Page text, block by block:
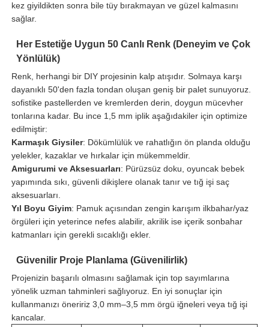
kez giyildikten sonra bile tüy bırakmayan ve güzel kalmasını
sağlar.
Her Estetiğe Uygun 50 Canlı Renk (Deneyim ve Çok
Yönlülük)
Renk, herhangi bir DIY projesinin kalp atışıdır. Solmaya karşı
dayanıklı 50'den fazla tondan oluşan geniş bir palet sunuyoruz.
sofistike pastellerden ve kremlerden derin, doygun mücevher
tonlarına kadar. Bu ince 1,5 mm iplik aşağıdakiler için optimize
edilmiştir:
Karmaşık Giysiler: Dökümlülük ve rahatlığın ön planda olduğu
yelekler, kazaklar ve hırkalar için mükemmeldir.
Amigurumi ve Aksesuarları: Pürüzsüz doku, oyuncak bebek
yapımında sıkı, güvenli dikişlere olanak tanır ve tığ işi saç
aksesuarları.
Yıl Boyu Giyim: Pamuk açısından zengin karışım ilkbahar/yaz
örgüleri için yeterince nefes alabilir, akrilik ise içerik sonbahar
katmanları için gerekli sıcaklığı ekler.
Güvenilir Proje Planlama (Güvenilirlik)
Projenizin başarılı olmasını sağlamak için top sayımlarına
yönelik uzman tahminleri sağlıyoruz. En iyi sonuçlar için
kullanmanızı öneririz 3,0 mm–3,5 mm örgü iğneleri veya tığ işi
kancalar.